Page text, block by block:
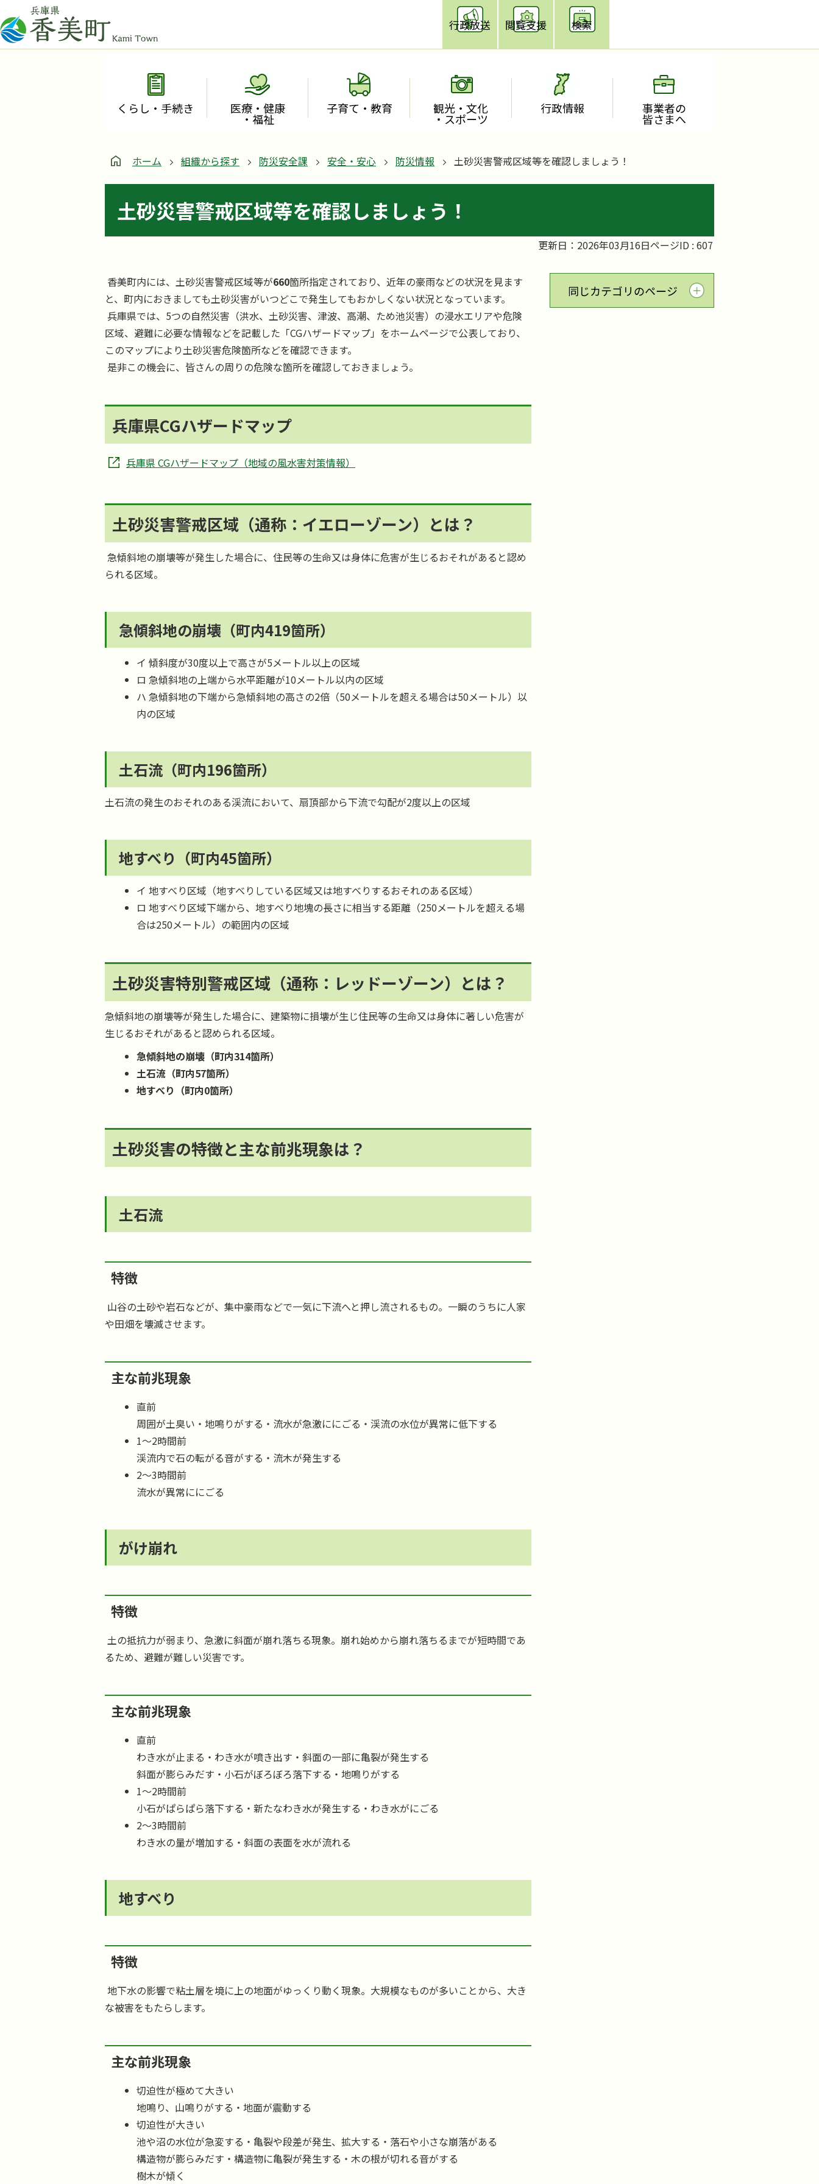
行政放送 閲覧支援 検索
くらし・手続き 医療・健康
・福祉
子育て・教育 観光・文化
・スポーツ
行政情報 事業者の
皆さまへ
ホーム 組織から探す 防災安全課 安全・安心 防災情報 土砂災害警戒区域等を確認しましょう！
土砂災害警戒区域等を確認しましょう！
更新日：2026年03月16日ページID : 607
香美町内には、土砂災害警戒区域等が660箇所指定されており、近年の豪雨などの状況を見ます
と、町内におきましても土砂災害がいつどこで発生してもおかしくない状況となっています。
兵庫県では、5つの自然災害（洪水、土砂災害、津波、高潮、ため池災害）の浸水エリアや危険
区域、避難に必要な情報などを記載した「CGハザードマップ」をホームページで公表しており、
このマップにより土砂災害危険箇所などを確認できます。
是非この機会に、皆さんの周りの危険な箇所を確認しておきましょう。
兵庫県CGハザードマップ
兵庫県 CGハザードマップ（地域の風水害対策情報）
土砂災害警戒区域（通称：イエローゾーン）とは？
急傾斜地の崩壊等が発生した場合に、住民等の生命又は身体に危害が生じるおそれがあると認め
られる区域。
急傾斜地の崩壊（町内419箇所）
イ 傾斜度が30度以上で高さが5メートル以上の区域
ロ 急傾斜地の上端から水平距離が10メートル以内の区域
ハ 急傾斜地の下端から急傾斜地の高さの2倍（50メートルを超える場合は50メートル）以
内の区域
土石流（町内196箇所）
土石流の発生のおそれのある渓流において、扇頂部から下流で勾配が2度以上の区域
地すべり（町内45箇所）
イ 地すべり区域（地すべりしている区域又は地すべりするおそれのある区域）
ロ 地すべり区域下端から、地すべり地塊の長さに相当する距離（250メートルを超える場
合は250メートル）の範囲内の区域
土砂災害特別警戒区域（通称：レッドーゾーン）とは？
急傾斜地の崩壊等が発生した場合に、建築物に損壊が生じ住民等の生命又は身体に著しい危害が
生じるおそれがあると認められる区域。
急傾斜地の崩壊（町内314箇所）
土石流（町内57箇所）
地すべり（町内0箇所）
土砂災害の特徴と主な前兆現象は？
土石流
特徴
山谷の土砂や岩石などが、集中豪雨などで一気に下流へと押し流されるもの。一瞬のうちに人家
や田畑を壊滅させます。
主な前兆現象
直前
周囲が土臭い・地鳴りがする・流水が急激ににごる・渓流の水位が異常に低下する
1～2時間前
渓流内で石の転がる音がする・流木が発生する
2～3時間前
流水が異常ににごる
がけ崩れ
特徴
土の抵抗力が弱まり、急激に斜面が崩れ落ちる現象。崩れ始めから崩れ落ちるまでが短時間であ
るため、避難が難しい災害です。
主な前兆現象
直前
わき水が止まる・わき水が噴き出す・斜面の一部に亀裂が発生する
斜面が膨らみだす・小石がぼろぼろ落下する・地鳴りがする
1～2時間前
小石がぱらぱら落下する・新たなわき水が発生する・わき水がにごる
2～3時間前
わき水の量が増加する・斜面の表面を水が流れる
地すべり
特徴
地下水の影響で粘土層を境に上の地面がゆっくり動く現象。大規模なものが多いことから、大き
な被害をもたらします。
主な前兆現象
切迫性が極めて大きい
地鳴り、山鳴りがする・地面が震動する
切迫性が大きい
池や沼の水位が急変する・亀裂や段差が発生、拡大する・落石や小さな崩落がある
構造物が膨らみだす・構造物に亀裂が発生する・木の根が切れる音がする
樹木が傾く
同じカテゴリのページ